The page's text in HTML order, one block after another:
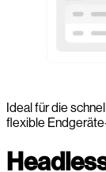
Ideal für die
flexible